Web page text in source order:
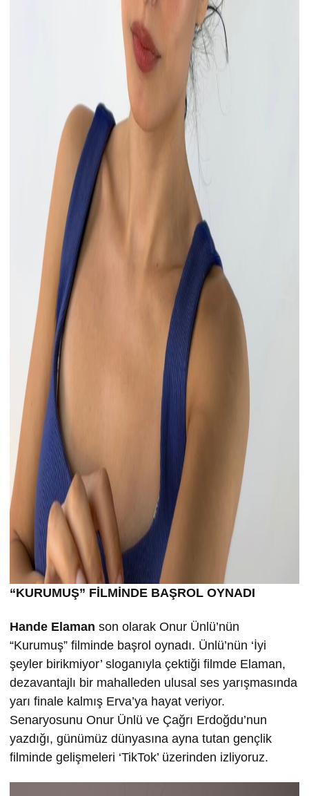
“KURUMUŞ” FİLMİNDE BAŞROL OYNADI
Hande Elaman son olarak Onur Ünlü’nün
“Kurumuş” filminde başrol oynadı. Ünlü’nün ‘İyi
şeyler birikmiyor’ sloganıyla çektiği filmde Elaman,
dezavantajlı bir mahalleden ulusal ses yarışmasında
yarı finale kalmış Erva’ya hayat veriyor.
Senaryosunu Onur Ünlü ve Çağrı Erdoğdu’nun
yazdığı, günümüz dünyasına ayna tutan gençlik
filminde gelişmeleri ‘TikTok’ üzerinden izliyoruz.